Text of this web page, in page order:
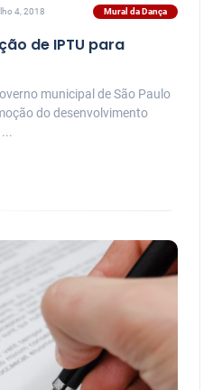
4, 2018 Mural da Dança
de IPTU para
municipal de São Paulo
do desenvolvimento